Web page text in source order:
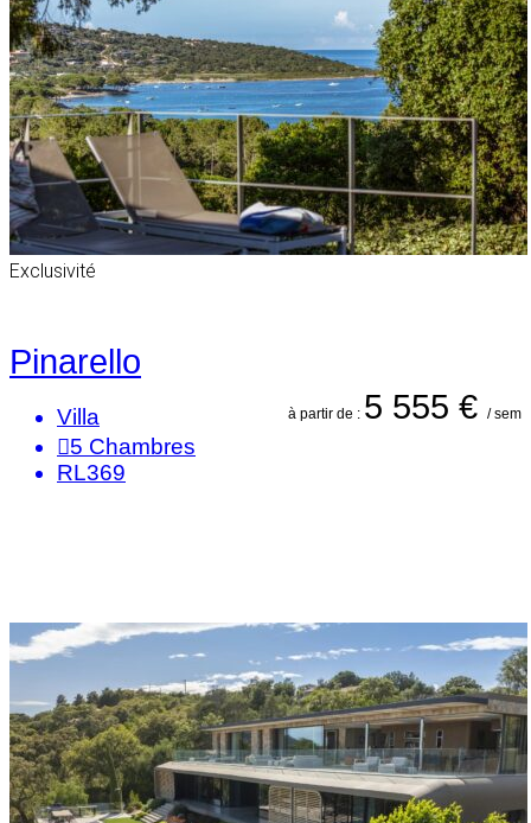
Exclusivité
Pinarello
à partir de : 5 555 € / sem
Villa
5 Chambres
RL369